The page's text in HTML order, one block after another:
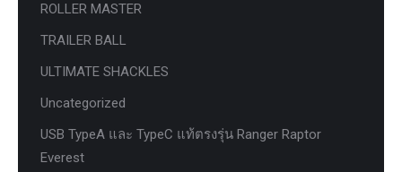
ROLLER MASTER
TRAILER BALL
ULTIMATE SHACKLES
Uncategorized
USB TypeA และ TypeC แท้ตรงรุ่น Ranger Raptor
Everest